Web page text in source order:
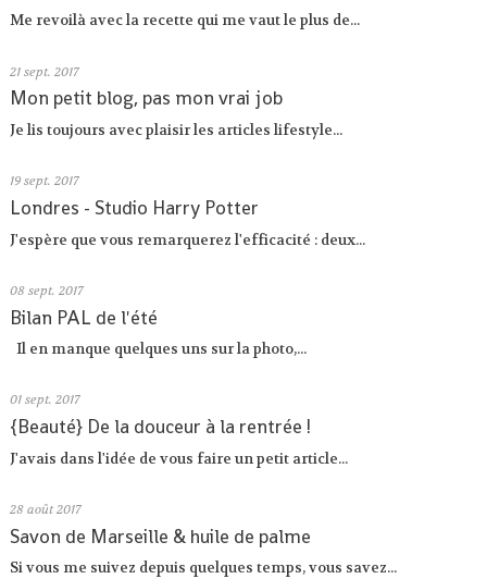
Me revoilà avec la recette qui me vaut le plus de...
21 sept. 2017
Mon petit blog, pas mon vrai job
Je lis toujours avec plaisir les articles lifestyle...
19 sept. 2017
Londres - Studio Harry Potter
J'espère que vous remarquerez l'efficacité : deux...
08 sept. 2017
Bilan PAL de l'été
Il en manque quelques uns sur la photo,...
01 sept. 2017
{Beauté} De la douceur à la rentrée !
J'avais dans l'idée de vous faire un petit article...
28 août 2017
Savon de Marseille & huile de palme
Si vous me suivez depuis quelques temps, vous savez...